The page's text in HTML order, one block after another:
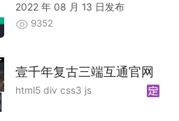
2022 年 08 月 13 日发布
9352
壹千年复古三端互通官网
html5 div css3 js